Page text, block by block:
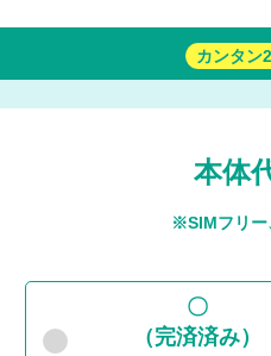
カンタン
本体
※SIMフリー
〇
（完済済み）